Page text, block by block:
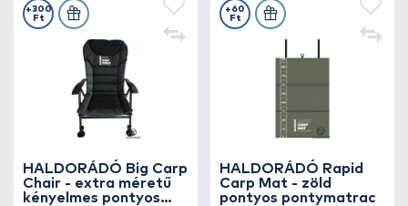
HALDORÁDÓ Big Carp
Chair - extra méretű
kényelmes pontyos
+300
Ft
HALDORÁDÓ Rapid
Carp Mat - zöld
pontyos pontymatrac
+60
Ft